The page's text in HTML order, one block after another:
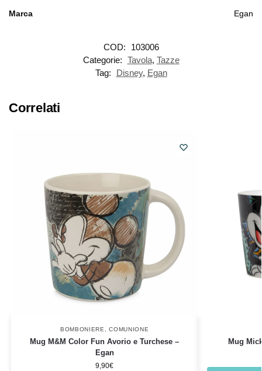
Marca Egan
COD:
103006
Categorie: Tavola, Tazze
Tag:
Disney, Egan
Correlati
BOMBONIERE,COMUNIONE
Mug M&M Color Fun Avorio e Turchese –
Egan
9,90€
Mug